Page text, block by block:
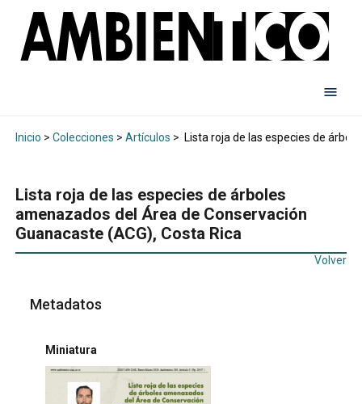
Inicio > Colecciones > Artículos > Lista roja de las especies de
Lista roja de las especies de árboles
amenazados del Área de Conservación
Guanacaste (ACG), Costa Rica
Volver
Metadatos
Miniatura